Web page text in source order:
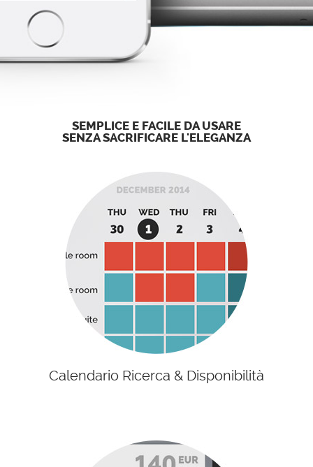
SEMPLICE E FACILE DA USARE
SENZA SACRIFICARE L'ELEGANZA
Calendario Ricerca & Disponibilità